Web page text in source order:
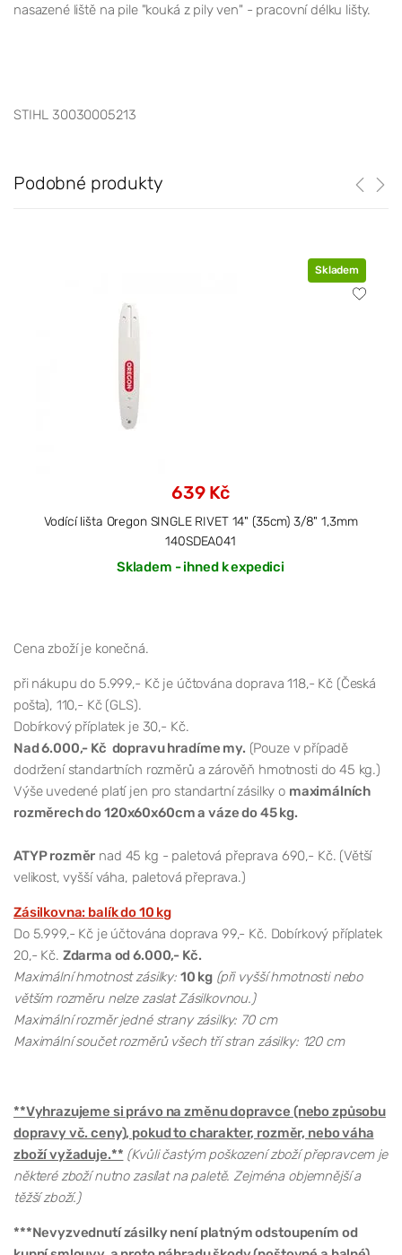
nasazené liště na pile "kouká z pily ven" - pracovní délku lišty.
STIHL 30030005213
Podobné produkty
Skladem
639 Kč
Vodící lišta Oregon SINGLE RIVET 14" (35cm) 3/8" 1,3mm
140SDEA041
Skladem - ihned k expedici
Cena zboží je konečná.
při nákupu do 5.999,- Kč je účtována doprava 118,- Kč (Česká
pošta), 110,- Kč (GLS).
Dobírkový příplatek je 30,- Kč.
Nad 6.000,- Kč dopravu hradíme my. (Pouze v případě
dodržení standartních rozměrů a zárověň hmotnosti do 45 kg.)
Výše uvedené platí jen pro standartní zásilky o maximálních
rozměrech do 120x60x60cm a váze do 45 kg.
ATYP rozměr nad 45 kg - paletová přeprava 690,- Kč. (Větší
velikost, vyšší váha, paletová přeprava.)
Zásilkovna: balík do 10 kg
Do 5.999,- Kč je účtována doprava 99,- Kč. Dobírkový příplatek
20,- Kč. Zdarma od 6.000,- Kč.
Maximální hmotnost zásilky: 10 kg (při vyšší hmotnosti nebo
větším rozměru nelze zaslat Zásilkovnou.)
Maximální rozměr jedné strany zásilky: 70 cm
Maximální součet rozměrů všech tří stran zásilky: 120 cm
**Vyhrazujeme si právo na změnu dopravce (nebo způsobu
dopravy vč. ceny), pokud to charakter, rozměr, nebo váha
zboží vyžaduje.** (Kvůli častým poškození zboží přepravcem je
některé zboží nutno zasílat na paletě. Zejména objemnější a
těžší zboží.)
***Nevyzvednutí zásilky není platným odstoupením od